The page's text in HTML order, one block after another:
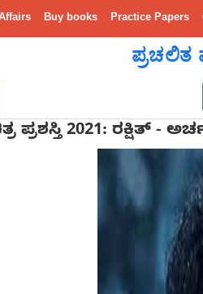
Buy books Practice Papers
ಪ್ರಚಲಿತ
ಪ್ರಶಸ್ತಿ 2021: ರಕ್ಷಿತ್ -